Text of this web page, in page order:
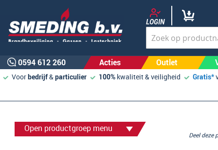
LOGIN
0594 612 260 Acties Outlet
Voorbedrijf&particulier 100% kwaliteit & veiligheid Gratis*
Open productgroep menu
Deel